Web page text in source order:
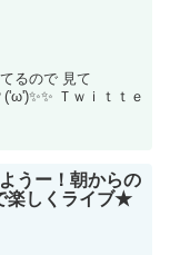
るので 見て
Ｔｗｉｔｔｅ
うー！朝からの
楽しくライブ★